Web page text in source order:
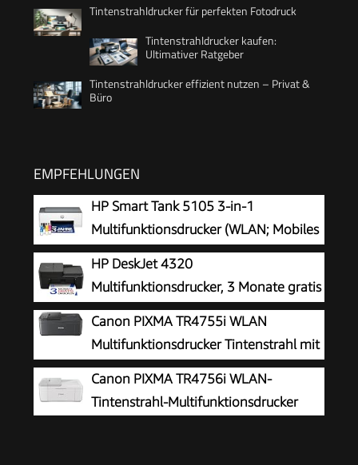
Tintenstrahldrucker für perfekten Fotodruck
Tintenstrahldrucker kaufen:
Ultimativer Ratgeber
Tintenstrahldrucker effizient nutzen – Privat &
Büro
EMPFEHLUNGEN
HP Smart Tank 5105 3-in-1
Multifunktionsdrucker (WLAN; Mobiles
Drucken) – 3 Jahre Tinte inklusive, 3
Jahre Garantie, großer Tintentank, hohe
Reichweite, Drucken in hoher Qualität
HP DeskJet 4320
Multifunktionsdrucker, 3 Monate gratis
drucken Instant Ink inklusive, Drucker,
Kopierer, Scanner, WLAN, Automatischer
Vorlageneinzug, Tinte: 308/308e
Canon PIXMA TR4755i WLAN
Multifunktionsdrucker Tintenstrahl mit
Fax
Canon PIXMA TR4756i WLAN-
Tintenstrahl-Multifunktionsdrucker